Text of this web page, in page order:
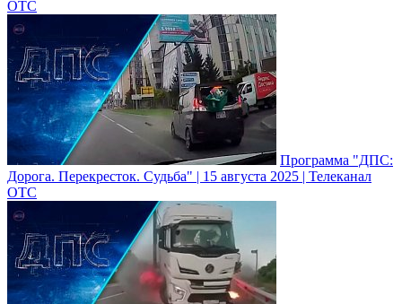
ОТС
Программа "ДПС:
Дорога. Перекресток. Судьба" | 15 августа 2025 | Телеканал
ОТС